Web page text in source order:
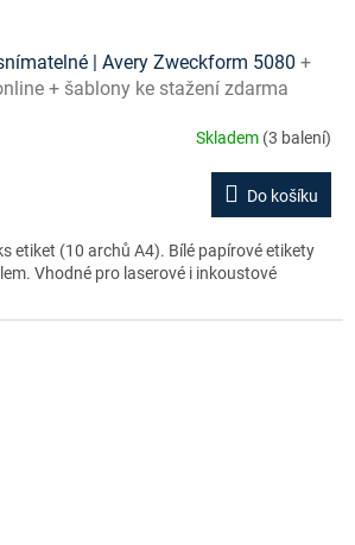
| Avery Zweckform 5080 +
+ šablony ke stažení zdarma
Skladem (3 balení)
Do košíku
etiket (10 archů A4). Bílé papírové etikety
Vhodné pro laserové i inkoustové